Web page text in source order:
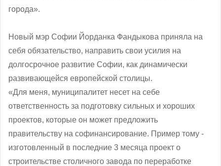
города».
Новый мэр Софии Йорданка Фандыкова приняла на
себя обязательство, направить свои усилия на
долгосрочное развитие Софии, как динамически
развивающейся европейской столицы.
«Для меня, муниципалитет несет на себе
ответственность за подготовку сильных и хороших
проектов, которые он может предложить
правительству на софинансирование. Пример тому -
изготовленный в последние 3 месяца проект о
строительстве столичного завода по переработке